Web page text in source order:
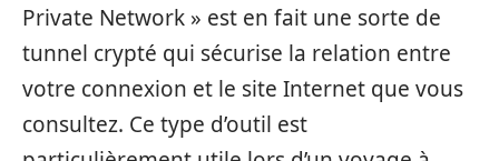
Private Network » est en fait une sorte de
tunnel crypté qui sécurise la relation entre
votre connexion et le site Internet que vous
consultez. Ce type d’outil est